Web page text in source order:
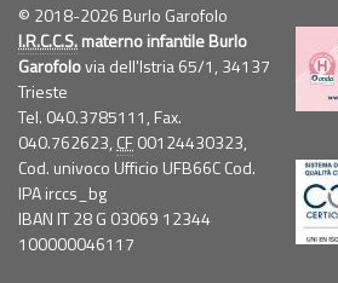
© 2018-2026 Burlo Garofolo
I.R.C.C.S.materno infantile Burlo
Garofolovia dell'Istria 65/1, 34137
Trieste
Tel. 040.3785111, Fax.
040.762623, CF00124430323,
Cod. univoco Ufficio UFB66C Cod.
IPA irccs_bg
IBAN IT 28 G 03069 12344
100000046117